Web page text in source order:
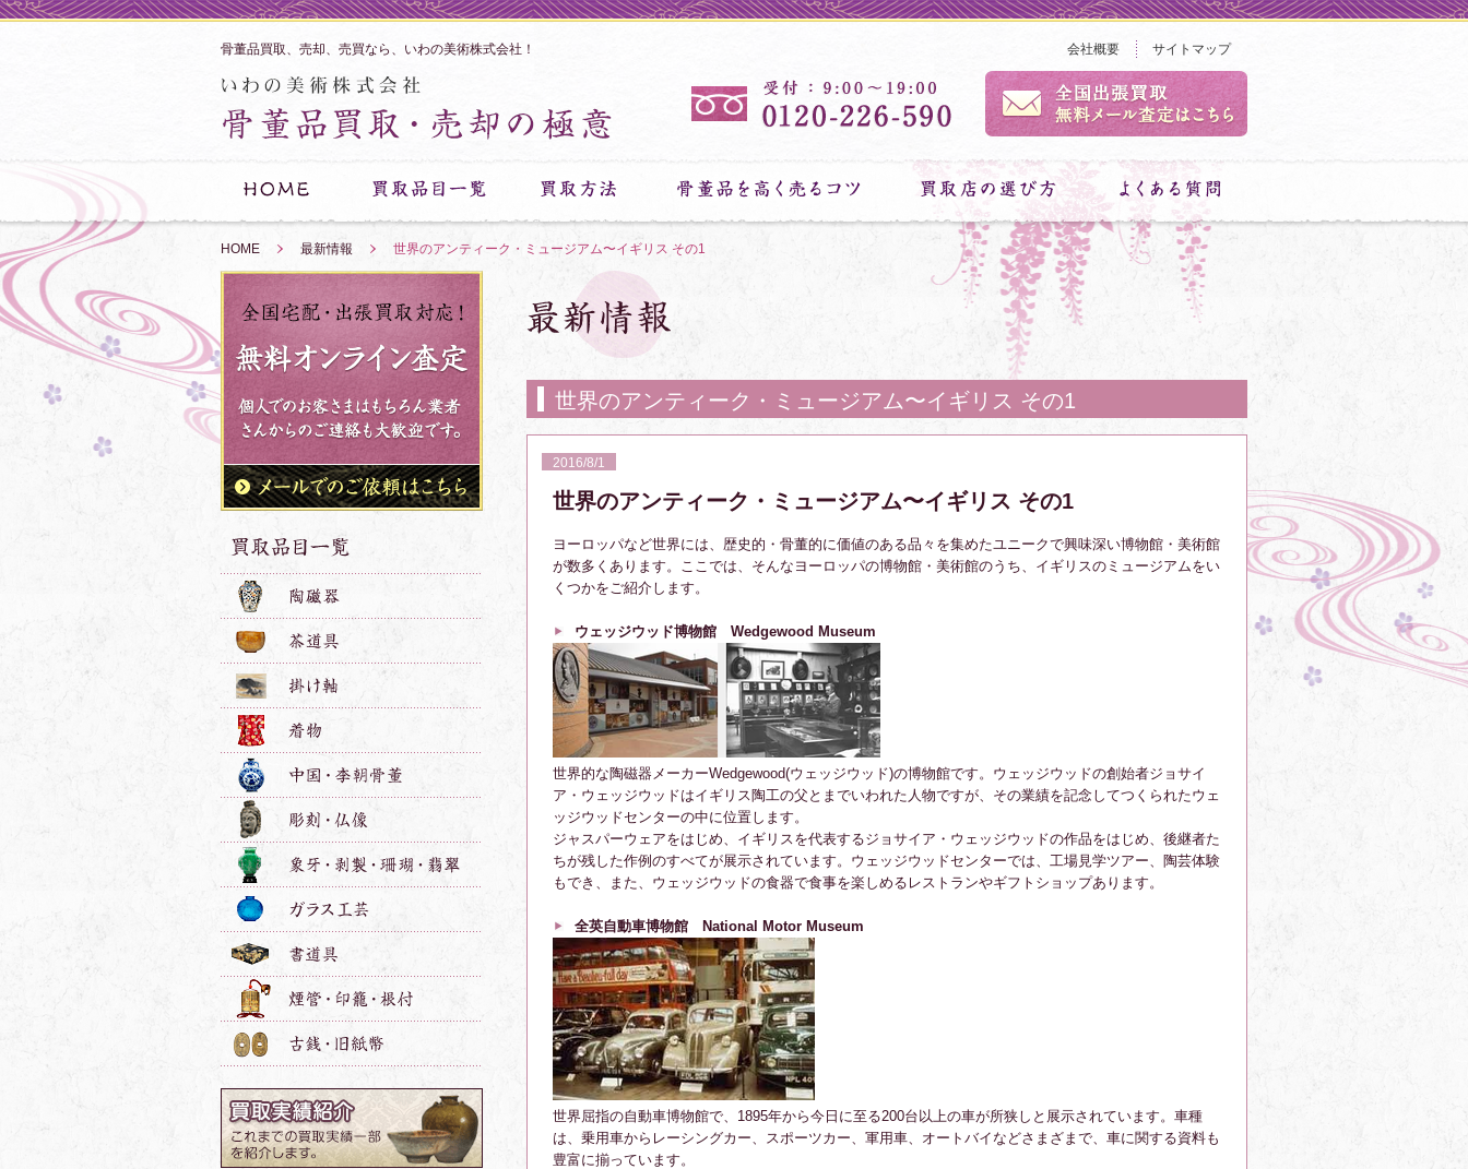
骨董品買取、売却、売買なら、いわの美術株式会社！ 会社概要 サイトマップ
HOME 最新情報 世界のアンティーク・ミュージアム〜イギリス その1
世界のアンティーク・ミュージアム〜イギリス その1
2016/8/1
世界のアンティーク・ミュージアム〜イギリス その1
ヨーロッパなど世界には、歴史的・骨董的に価値のある品々を集めたユニークで興味深い博物館・美術館
が数多くあります。ここでは、そんなヨーロッパの博物館・美術館のうち、イギリスのミュージアムをい
くつかをご紹介します。
ウェッジウッド博物館 Wedgewood Museum
世界的な陶磁器メーカーWedgewood(ウェッジウッド)の博物館です。ウェッジウッドの創始者ジョサイ
ア・ウェッジウッドはイギリス陶工の父とまでいわれた人物ですが、その業績を記念してつくられたウェ
ッジウッドセンターの中に位置します。
ジャスパーウェアをはじめ、イギリスを代表するジョサイア・ウェッジウッドの作品をはじめ、後継者た
ちが残した作例のすべてが展示されています。ウェッジウッドセンターでは、工場見学ツアー、陶芸体験
もでき、また、ウェッジウッドの食器で食事を楽しめるレストランやギフトショップあります。
全英自動車博物館 National Motor Museum
世界屈指の自動車博物館で、1895年から今日に至る200台以上の車が所狭しと展示されています。車種
は、乗用車からレーシングカー、スポーツカー、軍用車、オートバイなどさまざまで、車に関する資料も
豊富に揃っています。